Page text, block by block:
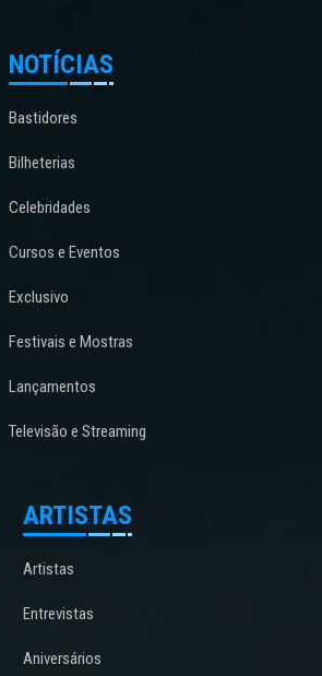
NOTÍCIAS
Bastidores
Bilheterias
Celebridades
Cursos e Eventos
Exclusivo
Festivais e Mostras
Lançamentos
Televisão e Streaming
ARTISTAS
Artistas
Entrevistas
Aniversários